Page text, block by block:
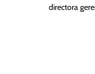
directora